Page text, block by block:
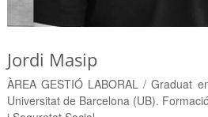
Jordi Masip
ÀREA GESTIÓ LABORAL / Graduat
Universitat de Barcelona (UB).